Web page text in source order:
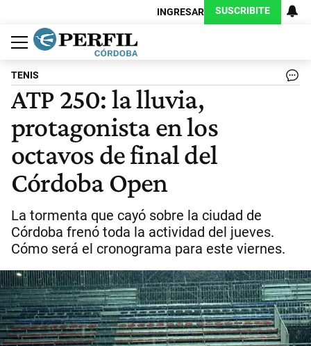
INGRESAR SUSCRIBITE
Política
Economía
Judiciales
Sociedad
Cultura
Espectáculos
Deportes
Protagonistas
TENIS
ATP 250: la lluvia,
protagonista en los
octavos de final del
Córdoba Open
La tormenta que cayó sobre la ciudad de
Córdoba frenó toda la actividad del jueves.
Cómo será el cronograma para este viernes.